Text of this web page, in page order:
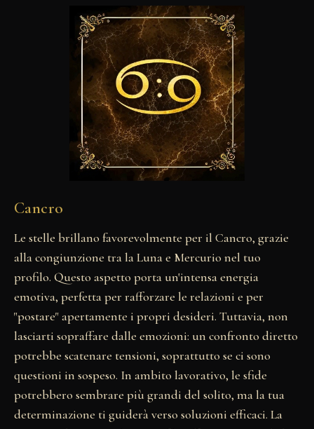
Cancro
Le stelle brillano favorevolmente per il Cancro, grazie
alla congiunzione tra la Luna e Mercurio nel tuo
profilo. Questo aspetto porta un'intensa energia
emotiva, perfetta per rafforzare le relazioni e per
"postare" apertamente i propri desideri. Tuttavia, non
lasciarti sopraffare dalle emozioni: un confronto diretto
potrebbe scatenare tensioni, soprattutto se ci sono
questioni in sospeso. In ambito lavorativo, le sfide
potrebbero sembrare più grandi del solito, ma la tua
determinazione ti guiderà verso soluzioni efficaci. La